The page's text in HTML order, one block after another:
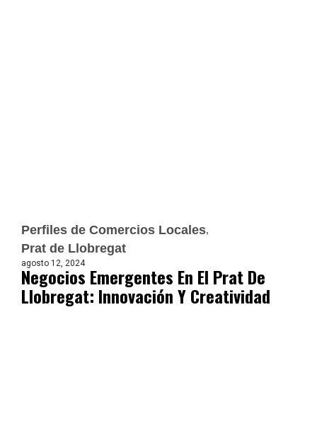
Perfiles de Comercios Locales
Prat de Llobregat
agosto 12, 2024
Negocios Emergentes En El Prat De
Llobregat: Innovación Y Creatividad